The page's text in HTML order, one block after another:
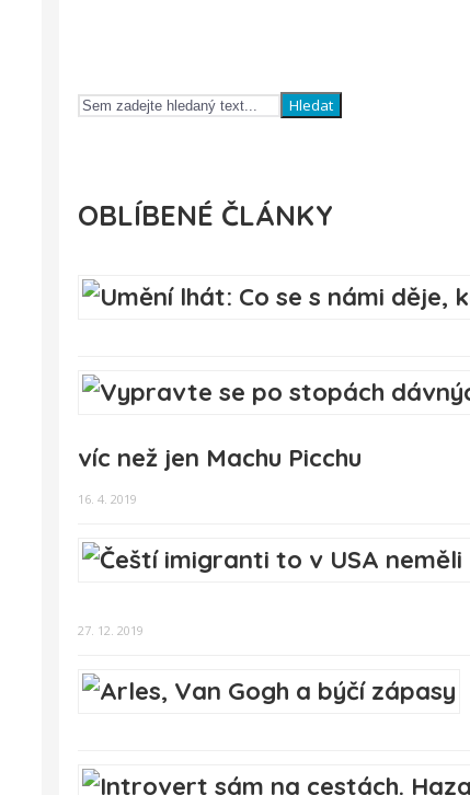
Hledat
OBLÍBENÉ ČLÁNKY
víc než jen Machu Picchu
16. 4. 2019
27. 12. 2019